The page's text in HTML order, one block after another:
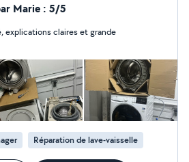
(sèche linge,lave linge, lave-
Remplacement écran ou
pas sur les
sèches linges avec pompe a
suis pas équipé pour ce type de
entretien(plaquettes, disques,
à me contacter. a bientôt
Marie : 5/5
explications claires et grande
Réparation de lave-vaisselle